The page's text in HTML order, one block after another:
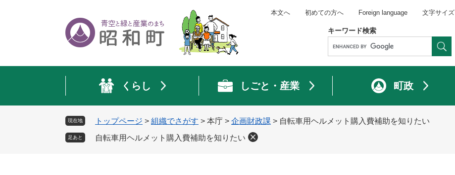
頭
飛
本文へ 初めての方へ Foreign language 文字サイズ
キーワード検索
くらし しごと・産業 町政
現在地 トップページ > 組織でさがす > 本庁 > 企画財政課 > 自転車用ヘルメット購入費補助を知りたい
足あと 自転車用ヘルメット購入費補助を知りたい